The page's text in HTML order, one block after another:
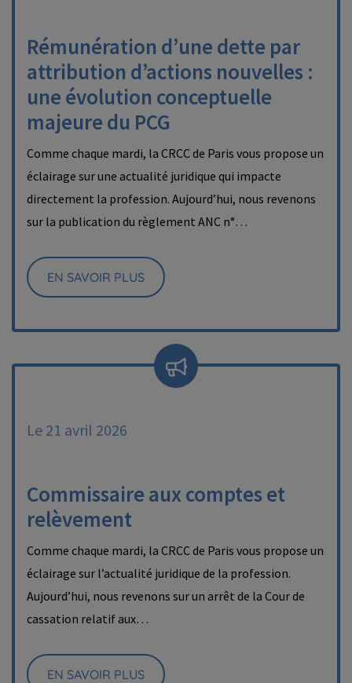
Rémunération d’une dette par
attribution d’actions nouvelles :
une évolution conceptuelle
majeure du PCG
Comme chaque mardi, la CRCC de Paris vous propose un
éclairage sur une actualité juridique qui impacte
directement la profession. Aujourd’hui, nous revenons
sur la publication du règlement ANC n°…
EN SAVOIR PLUS
Le 21 avril 2026
Commissaire aux comptes et
relèvement
Comme chaque mardi, la CRCC de Paris vous propose un
éclairage sur l’actualité juridique de la profession.
Aujourd’hui, nous revenons sur un arrêt de la Cour de
cassation relatif aux…
EN SAVOIR PLUS